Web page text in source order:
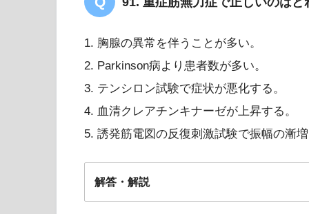
1. 胸腺の異常を伴うことが多い。
2. Parkinson病より患者数が多い。
3. テンシロン試験で症状が悪化する。
4. 血清クレアチンキナーゼが上昇する。
5. 誘発筋電図の反復刺激試験で振幅の漸
解答・解説